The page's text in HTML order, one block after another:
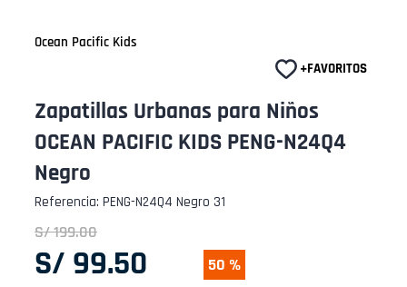
Ocean Pacific Kids
Zapatillas Urbanas para Niños
OCEAN PACIFIC KIDS PENG-N24Q4
Negro
Referencia: PENG-N24Q4 Negro 31
S/199.00
S/ 99.50 50 %